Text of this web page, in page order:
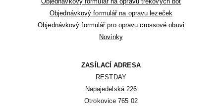
Objednávkový formulář na opravu lezeček
Objednávkový formulář pro opravu crossové obuvi
Novinky
ZASÍLACÍ ADRESA
RESTDAY
Napajedelská 226
Otrokovice 765 02